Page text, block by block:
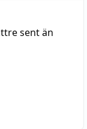
sent än